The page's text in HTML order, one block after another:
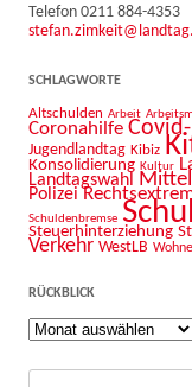
Telefon 0211 884-4353
SCHLAGWORTE
Altschulden Arbeit
Coronahilfe
Jugendlandtag Kibiz
Konsolidierung Kultur
Landtagswahl
Polizei
Schuldenbremse
Steuerhinterziehung
Verkehr WestLB
RÜCKBLICK
Rückblick
Suche